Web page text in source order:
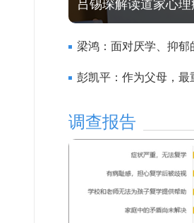
吕锡琛解读道家心
梁鸿：面对厌学、抑郁
彭凯平：作为父母，最
调查报告